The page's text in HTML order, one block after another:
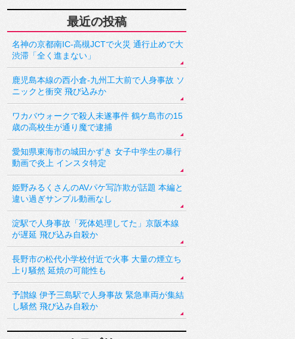
最近の投稿
名神の京都南IC-高槻JCTで火災 通行止めで大
渋滞「全く進まない」
鹿児島本線の西小倉-九州工大前で人身事故 ソ
ニックと衝突 飛び込みか
ワカバウォークで殺人未遂事件 鶴ケ島市の15
歳の高校生が通り魔で逮捕
愛知県東海市の城田かずき 女子中学生の暴行
動画で炎上 インスタ特定
姫野みるくさんのAVパケ写詐欺が話題 本編と
違い過ぎサンプル動画なし
淀駅で人身事故「死体処理してた」京阪本線
が遅延 飛び込み自殺か
長野市の松代小学校付近で火事 大量の煙立ち
上り騒然 延焼の可能性も
予讃線 伊予三島駅で人身事故 緊急車両が集結
し騒然 飛び込み自殺か